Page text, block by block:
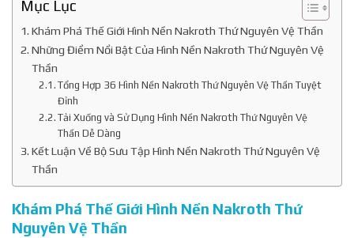
Mục Lục
Khám Phá Thế Giới Hình Nền Nakroth Thứ Nguyên Vệ Thần
Những Điểm Nổi Bật Của Hình Nền Nakroth Thứ Nguyên Vệ
Thần
Tổng Hợp 36 Hình Nền Nakroth Thứ Nguyên Vệ Thần Tuyệt
Đỉnh
Tải Xuống và Sử Dụng Hình Nền Nakroth Thứ Nguyên Vệ
Thần Dễ Dàng
Kết Luận Về Bộ Sưu Tập Hình Nền Nakroth Thứ Nguyên Vệ
Thần
Khám Phá Thế Giới Hình Nền Nakroth Thứ
Nguyên Vệ Thần